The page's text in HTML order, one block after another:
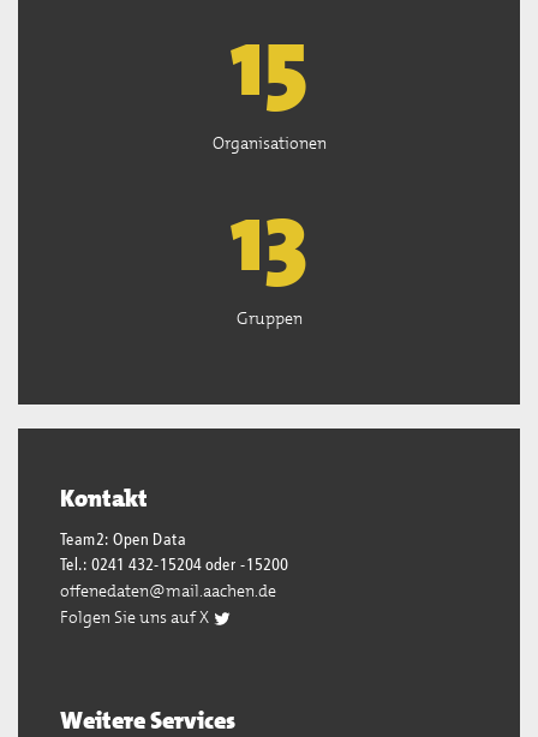
15
Organisationen
13
Gruppen
Kontakt
Team2: Open Data
Tel.: 0241 432-15204 oder -15200
offenedaten@mail.aachen.de
Folgen Sie uns auf X
Weitere Services